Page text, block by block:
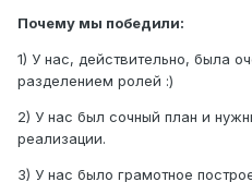
Почему мы победили:
1) У нас, действительно, была
разделением ролей :)
2) У нас был сочный план и
реализации.
3) У нас было грамотное